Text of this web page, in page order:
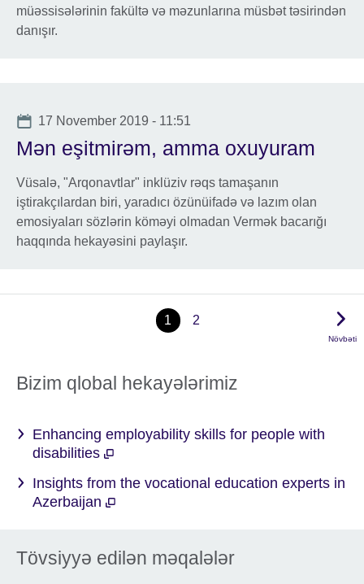
müəssisələrinin fakültə və məzunlarına müsbət təsirindən
danışır.
Date
17 November 2019 - 11:51
Mən eşitmirəm, amma oxuyuram
Vüsalə, "Arqonavtlar" inklüziv rəqs tamaşanın
iştirakçılardan biri, yaradıcı özünüifadə və lazım olan
emosiyaları sözlərin köməyi olmadan Vermək bacarığı
haqqında hekayəsini paylaşır.
1 2
Növbəti
Bizim qlobal hekayələrimiz
Enhancing employability skills for people with
disabilities
Insights from the vocational education experts in
Azerbaijan
Tövsiyyə edilən məqalələr